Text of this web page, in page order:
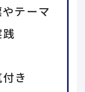
テーマ
き